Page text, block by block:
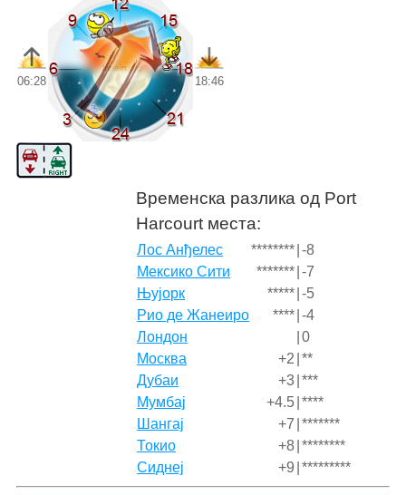
06:28 18:46
Временска разлика од Port
Harcourt места:
Лос Анђелес ******** -8
Мексико Сити
******* -7
Њујорк
***** -5
Рио де Жанеиро
**** -4
Лондон
0
Москва
+2 **
Дубаи
+3 ***
Мумбај
+4.5 ****
Шангај
+7 *******
Токио
+8 ********
Сиднеј
+9 *********